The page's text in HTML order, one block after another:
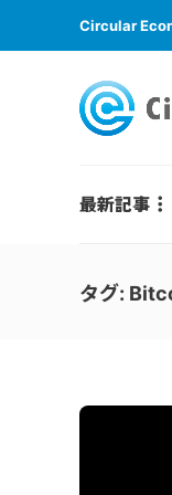
Circular
最新記事
タグ: